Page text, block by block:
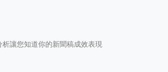
讓您知道你的新聞稿成效表現